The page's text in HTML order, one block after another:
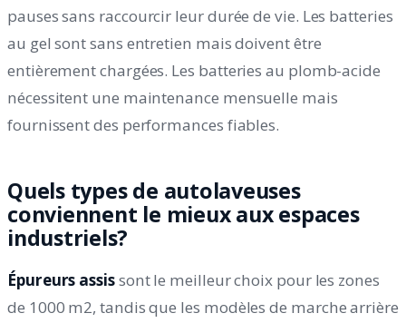
pauses sans raccourcir leur durée de vie. Les batteries
au gel sont sans entretien mais doivent être
entièrement chargées. Les batteries au plomb-acide
nécessitent une maintenance mensuelle mais
fournissent des performances fiables.
Quels types de autolaveuses
conviennent le mieux aux espaces
industriels?
Épureurs assissont le meilleur choix pour les zones
de 1000 m2, tandis que les modèles de marche arrière